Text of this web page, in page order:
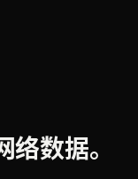
数据。